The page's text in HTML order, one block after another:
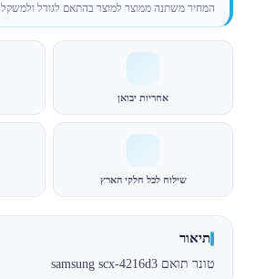
המחיר משתנה ממוצר למוצר בהתאם לגודל ולמשקל
אחריות יבואן
שילוח לכל חלקי הארץ
תיאור
טונר תואם samsung scx-4216d3